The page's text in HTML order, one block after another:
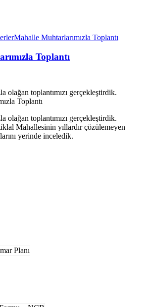
Mahalle Muhtarlarımızla Toplantı
Toplantı
olağan toplantımızı gerçekleştirdik.
olağan toplantımızı gerçekleştirdik.
Mahallesinin yıllardır çözülemeyen
yerinde inceledik.